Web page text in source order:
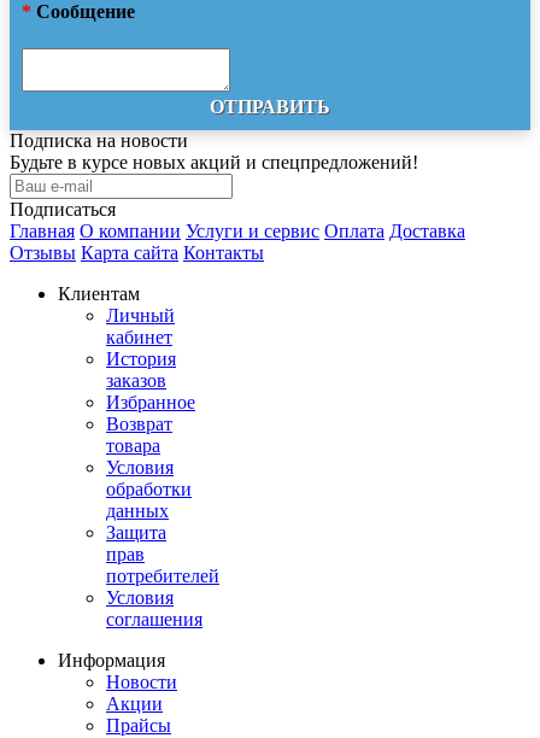
* Сообщение
ОТПРАВИТЬ
Подписка на новости
Будьте в курсе новых акций и спецпредложений!
Подписаться
Главная О компании Услуги и сервис Оплата Доставка
Отзывы Карта сайта Контакты
Клиентам
Личный
кабинет
История
заказов
Избранное
Возврат
товара
Условия
обработки
данных
Защита
прав
потребителей
Условия
соглашения
Информация
Новости
Акции
Прайсы